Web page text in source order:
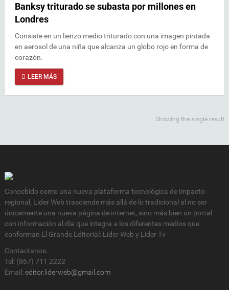
Banksy triturado se subasta por millones en
Londres
Consiste en un lienzo medio triturado con una imagen pintada
en aerosol de una niña que alcanza un globo rojo en forma de
corazón.
LEER MÁS
Showing the single result
Concebido como una nueva plataforma tecnológica de impacto
regional, Lider Web trasciende más allá de lo tradicional al no ser
únicamente una nueva página de internet, sino más bien un portal
con información al día que integra a los diferentes medios que
conforman El Grande Editorial: Líder Web y Líder Tv
Contactanos:
Tel: (867) 711 2222
Email: editor.liderweb@gmail.com